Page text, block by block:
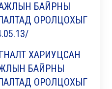
БАЙРНЫ
ОРОЛЦОХЫГ
ХАРИУЦСАН
БАЙРНЫ
ОРОЛЦОХЫГ